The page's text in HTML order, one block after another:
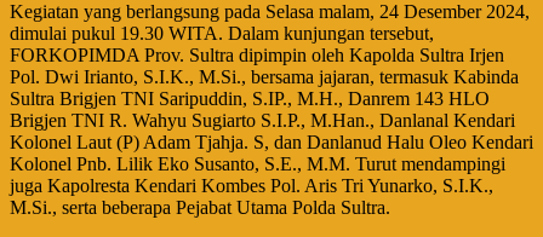
Kegiatan yang berlangsung pada Selasa malam, 24 Desember 2024,
dimulai pukul 19.30 WITA. Dalam kunjungan tersebut,
FORKOPIMDA Prov. Sultra dipimpin oleh Kapolda Sultra Irjen
Pol. Dwi Irianto, S.I.K., M.Si., bersama jajaran, termasuk Kabinda
Sultra Brigjen TNI Saripuddin, S.IP., M.H., Danrem 143 HLO
Brigjen TNI R. Wahyu Sugiarto S.I.P., M.Han., Danlanal Kendari
Kolonel Laut (P) Adam Tjahja. S, dan Danlanud Halu Oleo Kendari
Kolonel Pnb. Lilik Eko Susanto, S.E., M.M. Turut mendampingi
juga Kapolresta Kendari Kombes Pol. Aris Tri Yunarko, S.I.K.,
M.Si., serta beberapa Pejabat Utama Polda Sultra.